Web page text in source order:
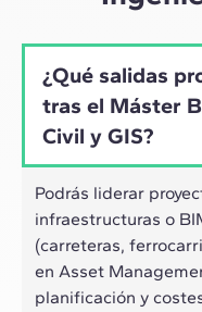
¿Qué salidas
tras el Máster
Civil y GIS?
Podrás liderar
infraestructuras o
(carreteras,
en Asset
planificación y